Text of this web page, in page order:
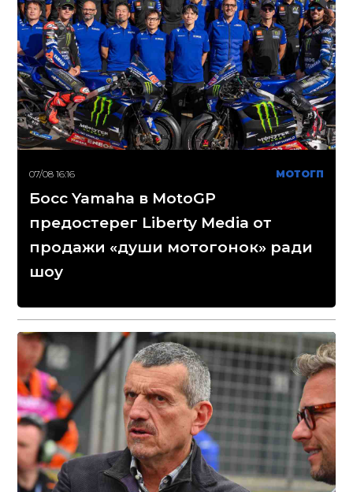
07/08 16:16 МОТОГП
Босс Yamaha в MotoGP
предостерег Liberty Media от
продажи «души мотогонок» ради
шоу